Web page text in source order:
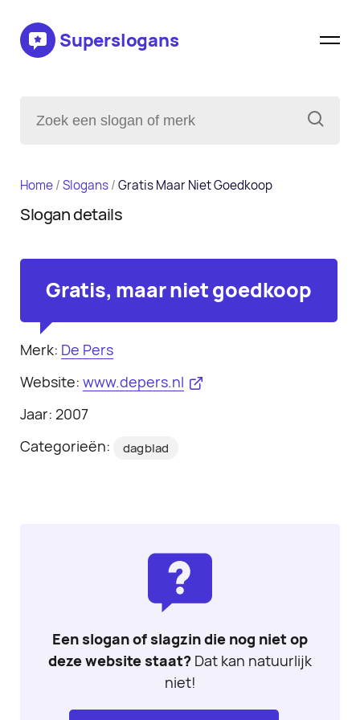
Superslogans
Home/Slogans/Gratis Maar Niet Goedkoop
Slogan details
Gratis, maar niet goedkoop
Merk: De Pers
Website: www.depers.nl
Jaar: 2007
Categorieën:
dagblad
Een slogan of slagzin die nog niet op
deze website staat? Dat kan natuurlijk
niet!